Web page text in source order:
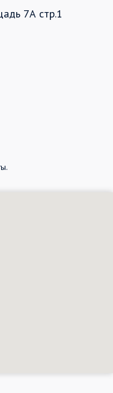
7А стр.1